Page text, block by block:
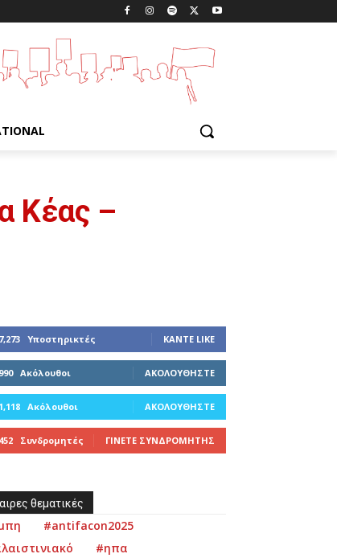
Κέας –
7,273 Υποστηρικτές ΚΆΝΤΕ LIKE
990 Ακόλουθοι ΑΚΟΛΟΥΘΉΣΤΕ
1,118 Ακόλουθοι ΑΚΟΛΟΥΘΉΣΤΕ
452 Συνδρομητές ΓΊΝΕΤΕ ΣΥΝΔΡΟΜΗΤΉΣ
θεματικές
#antifacon2025
#ηπα